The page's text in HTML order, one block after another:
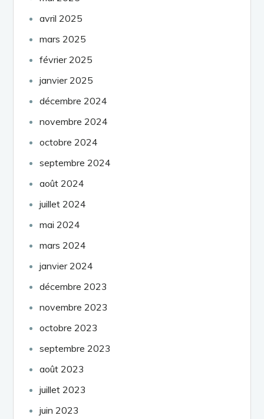
avril 2025
mars 2025
février 2025
janvier 2025
décembre 2024
novembre 2024
octobre 2024
septembre 2024
août 2024
juillet 2024
mai 2024
mars 2024
janvier 2024
décembre 2023
novembre 2023
octobre 2023
septembre 2023
août 2023
juillet 2023
juin 2023